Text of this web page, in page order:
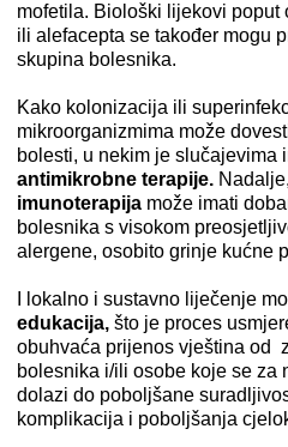
mofetila. Biološki lijekovi poput
ili alefacepta se također mogu
skupina bolesnika.
Kako kolonizacija ili
mikroorganizmima može
bolesti, u nekim je slučajevima
antimikrobne terapije. Nadalje,
imunoterapija može imati
bolesnika s visokom
alergene, osobito grinje kućne
I lokalno i sustavno liječenje
edukacija, što je proces
obuhvaća prijenos vještina od
bolesnika i/ili osobe koje se za
dolazi do poboljšane
komplikacija i poboljšanja